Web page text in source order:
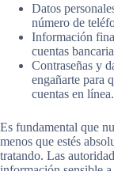
Datos
número de
Información
cuentas
Contraseñas y
engañarte para
cuentas en línea.
Es fundamental que
menos que estés
tratando. Las